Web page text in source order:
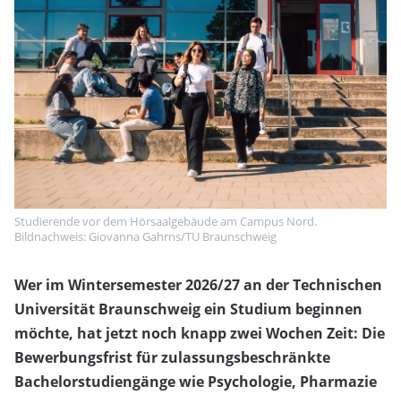
Studierende vor dem Hörsaalgebäude am Campus Nord.
Bildnachweis: Giovanna Gahrns/TU Braunschweig
Wer im Wintersemester 2026/27 an der Technischen
Universität Braunschweig ein Studium beginnen
möchte, hat jetzt noch knapp zwei Wochen Zeit: Die
Bewerbungsfrist für zulassungsbeschränkte
Bachelorstudiengänge wie Psychologie, Pharmazie